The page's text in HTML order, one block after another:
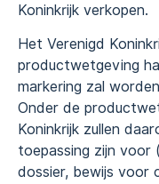
Koninkrijk verkopen.
Het Verenigd
productwetgeving
markering zal
Onder de
Koninkrijk zullen
toepassing zijn voor
dossier, bewijs voor